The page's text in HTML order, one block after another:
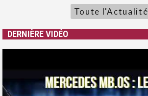
Toute l'Actualité
DERNIÈRE VIDÉO